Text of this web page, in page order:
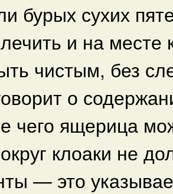
бурых сухих
и на
чистым, без
о
чего ящерица
клоаки не
— это